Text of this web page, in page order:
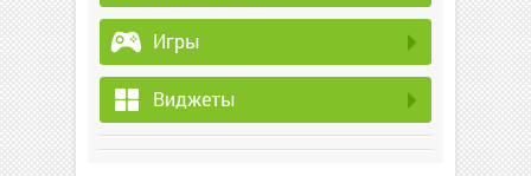
Игры
Виджеты